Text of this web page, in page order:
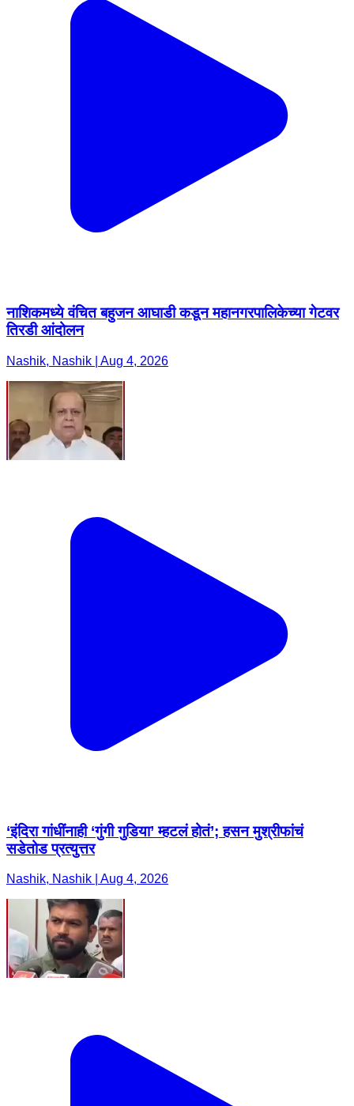
नाशिकमध्ये वंचित बहुजन आघाडी कडून महानगरपालिकेच्या गेटवर
तिरडी आंदोलन
Nashik, Nashik | Aug 4, 2026
‘इंदिरा गांधींनाही ‘गुंगी गुडिया’ म्हटलं होतं’; हसन मुश्रीफांचं
सडेतोड प्रत्युत्तर
Nashik, Nashik | Aug 4, 2026